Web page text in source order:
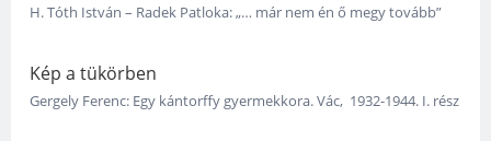
H. Tóth István – Radek Patloka: „… már nem én ő megy tovább”
Kép a tükörben
Gergely Ferenc: Egy kántorffy gyermekkora. Vác, 1932-1944. I. rész